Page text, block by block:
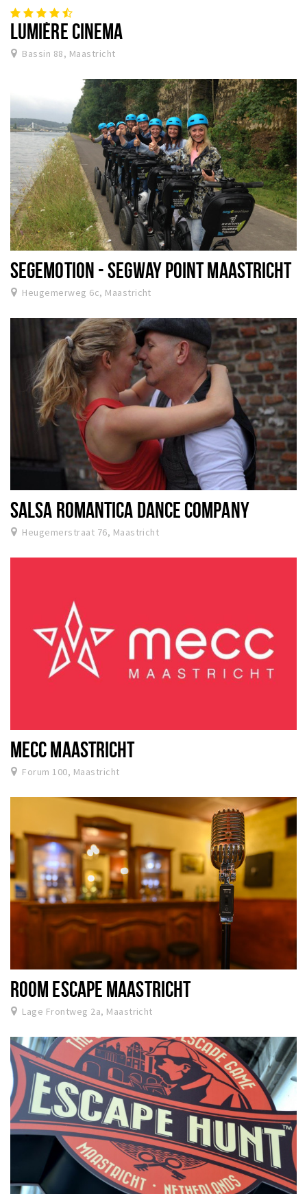
LUMIÈRE CINEMA
Bassin 88, Maastricht
SEGEMOTION - SEGWAY POINT MAASTRICHT
Heugemerweg 6c, Maastricht
SALSA ROMANTICA DANCE COMPANY
Heugemerstraat 76, Maastricht
MECC MAASTRICHT
Forum 100, Maastricht
ROOM ESCAPE MAASTRICHT
Lage Frontweg 2a, Maastricht